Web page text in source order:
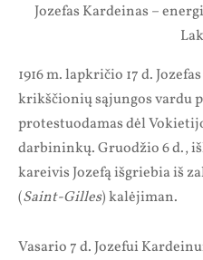
Jozefas Kardeinas –
1916 m. lapkričio 17 d.
krikščionių sąjungos vardu
protestuodamas dėl
darbininkų. Gruodžio 6 d.,
kareivis Jozefą išgriebia iš
(Saint-Gilles) kalėjiman.
Vasario 7 d. Jozefui